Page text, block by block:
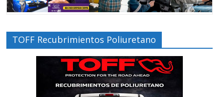
TOFF Recubrimientos Poliuretano